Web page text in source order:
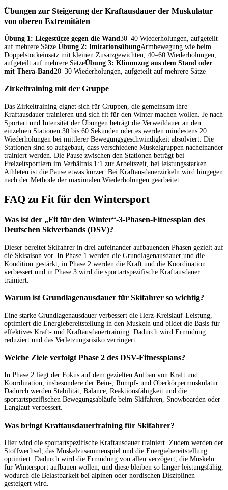
Übungen zur Steigerung der Kraftausdauer der Muskulatur
von oberen Extremitäten
Übung 1: Liegestütze gegen die Wand 30–40 Wiederholungen, aufgeteilt
auf mehrere Sätze. Übung 2: ImitationsübungArmbewegung wie beim
Doppelstockeinsatz mit kleinen Zusatzgewichten, 40–60 Wiederholungen,
aufgeteilt auf mehrere SätzeÜbung 3: Klimmzug aus dem Stand oder
mit Thera-Band 20–30 Wiederholungen, aufgeteilt auf mehrere Sätze
Zirkeltraining mit der Gruppe
Das Zirkeltraining eignet sich für Gruppen, die gemeinsam ihre
Kraftausdauer trainieren und sich fit für den Winter machen wollen. Je nach
Sportart und Intensität der Übungen beträgt die Verweildauer an den
einzelnen Stationen 30 bis 60 Sekunden oder es werden mindestens 20
Wiederholungen bei mittlerer Bewegungsgeschwindigkeit absolviert. Die
Stationen sind so aufgebaut, dass verschiedene Muskelgruppen nacheinander
trainiert werden. Die Pause zwischen den Stationen beträgt bei
Freizeitsportlern im Verhältnis 1:1 zur Arbeitszeit, bei leistungsstarken
Athleten ist die Pause etwas kürzer. Bei Kraftausdauerzirkeln wird hingegen
nach der Methode der maximalen Wiederholungen gearbeitet.
FAQ zu Fit für den Wintersport
Was ist der „Fit für den Winter“-3-Phasen-Fitnessplan des
Deutschen Skiverbands (DSV)?
Dieser bereitet Skifahrer in drei aufeinander aufbauenden Phasen gezielt auf
die Skisaison vor. In Phase 1 werden die Grundlagenausdauer und die
Kondition gestärkt, in Phase 2 werden die Kraft und die Koordination
verbessert und in Phase 3 wird die sportartspezifische Kraftausdauer
trainiert.
Warum ist Grundlagenausdauer für Skifahrer so wichtig?
Eine starke Grundlagenausdauer verbessert die Herz-Kreislauf-Leistung,
optimiert die Energiebereitstellung in den Muskeln und bildet die Basis für
effektives Kraft- und Kraftausdauertraining. Dadurch wird Ermüdung
reduziert und das Verletzungsrisiko verringert.
Welche Ziele verfolgt Phase 2 des DSV-Fitnessplans?
In Phase 2 liegt der Fokus auf dem gezielten Aufbau von Kraft und
Koordination, insbesondere der Bein-, Rumpf- und Oberkörpermuskulatur.
Dadurch werden Stabilität, Balance, Reaktionsfähigkeit und die
sportartspezifischen Bewegungsabläufe beim Skifahren, Snowboarden oder
Langlauf verbessert.
Was bringt Kraftausdauertraining für Skifahrer?
Hier wird die sportartspezifische Kraftausdauer trainiert. Zudem werden der
Stoffwechsel, das Muskelzusammenspiel und die Energiebereitstellung
optimiert. Dadurch wird die Ermüdung von allen verzögert, die Muskeln
für Wintersport aufbauen wollen, und diese bleiben so länger leistungsfähig,
wodurch die Belastbarkeit bei alpinen oder nordischen Disziplinen
gesteigert wird.